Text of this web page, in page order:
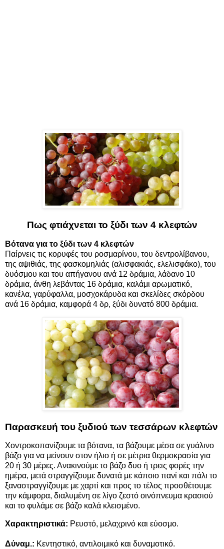
Πως φτιάχνεται το ξύδι των 4 κλεφτών
Βότανα για το ξύδι των 4 κλεφτών
Παίρνεις τις κορυφές του ροσμαρίνου, του δεντρολίβανου,
της αψιθιάς, της φασκομηλιάς (αλισφακιάς, ελελισφάκο), του
δυόσμου και του απήγανου ανά 12 δράμια, λάδανο 10
δράμια, άνθη λεβάντας 16 δράμια, καλάμι αρωματικό,
κανέλα, γαρύφαλλα, μοσχοκάρυδα και σκελίδες σκόρδου
ανά 16 δράμια, καμφορά 4 δρ, ξύδι δυνατό 800 δράμια.
Παρασκευή του ξυδιού των τεσσάρων κλεφτών
Χοντροκοπανίζουμε τα βότανα, τα βάζουμε μέσα σε γυάλινο
βάζο για να μείνουν στον ήλιο ή σε μέτρια θερμοκρασία για
20 ή 30 μέρες. Ανακινούμε το βάζο δυο ή τρεις φορές την
ημέρα, μετά στραγγίζουμε δυνατά με κάποιο πανί και πάλι το
ξαναστραγγίζουμε με χαρτί και προς το τέλος προσθέτουμε
την κάμφορα, διαλυμένη σε λίγο ζεστό οινόπνευμα κρασιού
και το φυλάμε σε βάζο καλά κλεισμένο.
Χαρακτηριστικά: Ρευστό, μελαχρινό και εύοσμο.
Δύναμ.: Κεντηστικό, αντιλοιμικό και δυναμοτικό.